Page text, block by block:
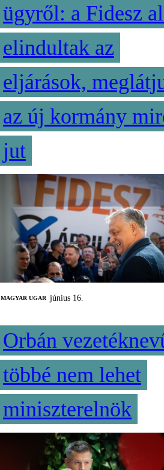
ügyről: a Fidesz
elindultak az
eljárások,
az új kormány
jut
MAGYAR UGAR június 16.
Orbán
többé nem lehet
miniszterelnök